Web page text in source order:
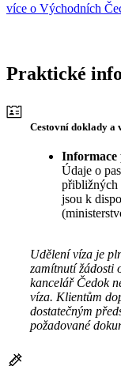
více o Východních
Praktické
Cestovní doklady a
Informace
Údaje o
přibližných
jsou k
Udělení víza je
zamítnutí žádosti
kancelář Čedok
víza. Klientům
dostatečným
požadované